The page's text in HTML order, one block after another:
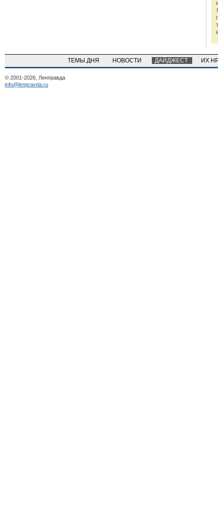
ТЕМЫ ДНЯ НОВОСТИ ДАЙДЖЕСТ ИХ
© 2001-2026, Ленправда
info@lenpravda.ru